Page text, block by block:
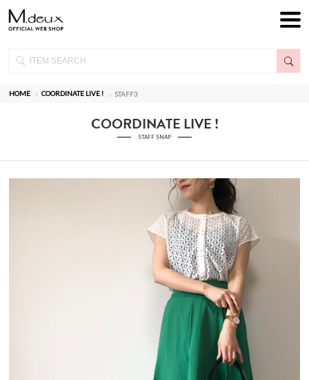
HOME COORDINATE LIVE ! STAFF3
COORDINATE LIVE !
STAFF SNAP